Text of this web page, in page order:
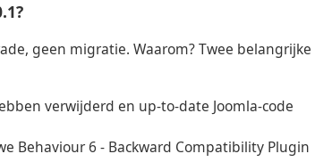
geen migratie. Waarom? Twee belangrijke
verwijderd en up-to-date Joomla-code
Behaviour 6 - Backward Compatibility Plugin